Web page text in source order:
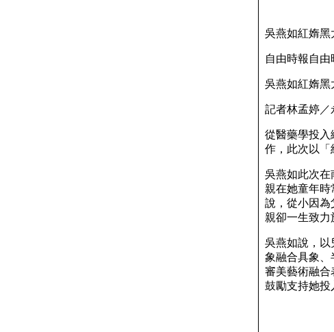
吳燕如紅媠黑
自由時報自由
吳燕如紅媠黑
記者林孟婷／
從醫藥學投入
作，此次以「
吳燕如此次在
親在她童年
說，從小因為
親卻一生致力
吳燕如說，以
象融合具象、
審美藝術融合
鼓勵支持她投